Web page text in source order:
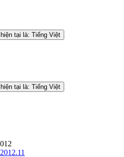
tại là: Tiếng Việt
tại là: Tiếng Việt